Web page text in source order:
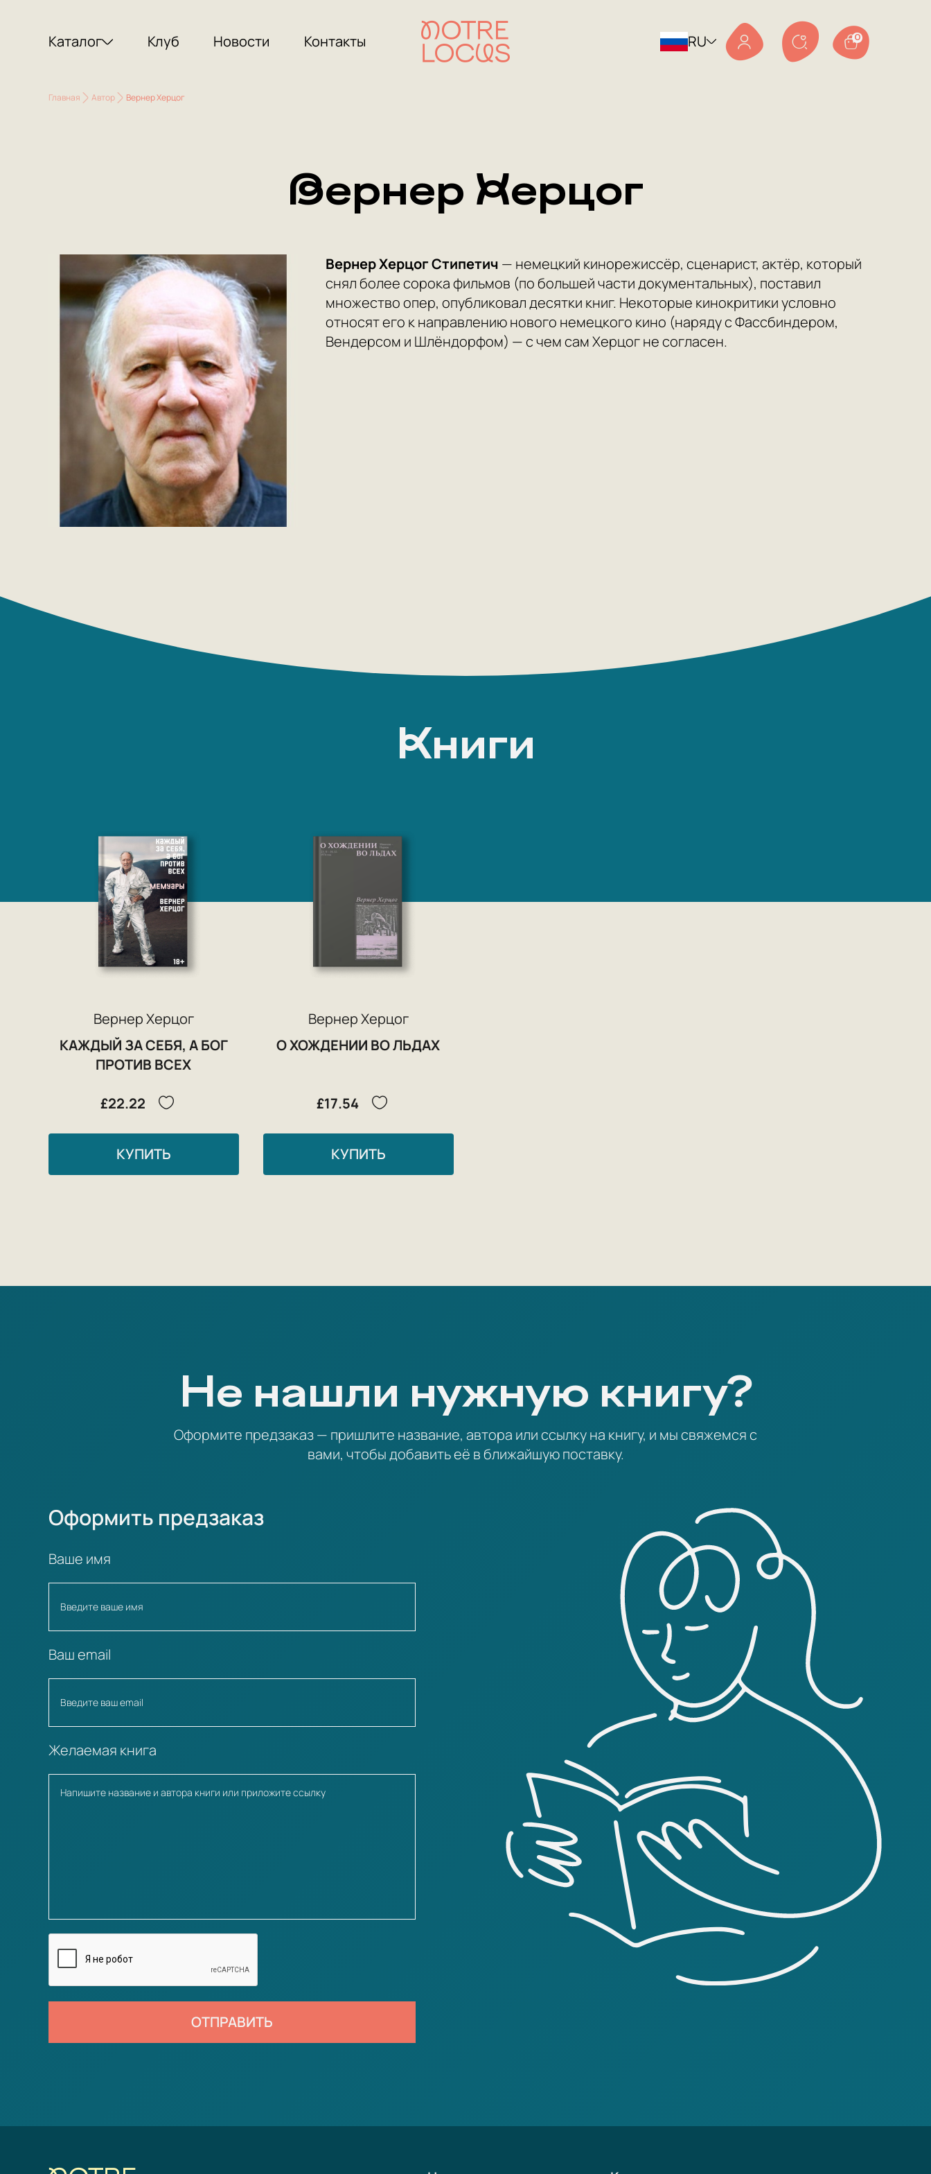
Каталог Клуб Новости Контакты RU 0
Главная Автор Вернер Херцог
Вернер Херцог
Вернер Херцог Стипетич — немецкий кинорежиссёр, сценарист, актёр, который
снял более сорока фильмов (по большей части документальных), поставил
множество опер, опубликовал десятки книг. Некоторые кинокритики условно
относят его к направлению нового немецкого кино (наряду с Фассбиндером,
Вендерсом и Шлёндорфом) — с чем сам Херцог не согласен.
Книги
Вернер Херцог
КАЖДЫЙ ЗА СЕБЯ, А БОГ
ПРОТИВ ВСЕХ
£22.22
КУПИТЬ
Вернер Херцог
О ХОЖДЕНИИ ВО ЛЬДАХ
£17.54
КУПИТЬ
Не нашли нужную книгу?
Оформите предзаказ — пришлите название, автора или ссылку на книгу, и мы свяжемся с
вами, чтобы добавить её в ближайшую поставку.
Оформить предзаказ
Ваше имя
Ваш email
Желаемая книга
ОТПРАВИТЬ